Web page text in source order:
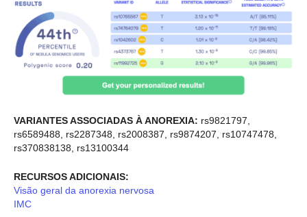
VARIANTES ASSOCIADAS À ANOREXIA: rs9821797,
rs6589488, rs2287348, rs2008387, rs9874207, rs10747478,
rs370838138, rs13100344
RECURSOS ADICIONAIS:
Visão geral da anorexia nervosa
IMC